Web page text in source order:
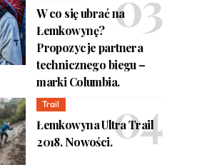
W co się ubrać na
Łemkowynę?
Propozycje partnera
technicznego biegu –
marki Columbia.
Trail
Łemkowyna Ultra Trail
2018. Nowości.